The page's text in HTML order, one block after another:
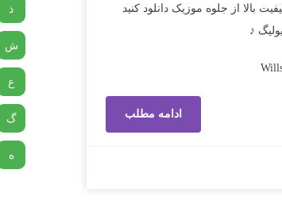
بالا از جلوه موزیک دانلود کنید
ادامه مطلب
ذ
ش
ع
گ
ه